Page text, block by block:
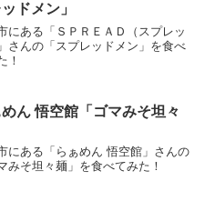
ドメン」
にある「ＳＰＲＥＡＤ（スプレッ
さんの「スプレッドメン」を食べ
！
めん 悟空館「ゴマみそ坦々
にある「らぁめん 悟空館」さんの
みそ坦々麺」を食べてみた！